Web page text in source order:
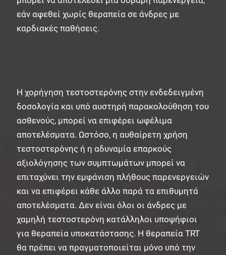
εάν αφεθεί χωρίς θεραπεία σε άνδρες με
καρδιακές παθήσεις.
Η χορήγηση τεστοστερόνης στην ενδεδειγμένη
δοσολογία και υπό αυστηρή παρακολούθηση του
ασθενούς, μπορεί να επιφέρει ωφέλιμα
αποτελέσματα. Ωστόσο, η αυθαίρετη χρήση
τεστοστερόνης ή η αδυναμία επαρκούς
αξιολόγησης των συμπτωμάτων μπορεί να
επιταχύνει την εμφάνιση πλήθους παρενεργειών
και να επιφέρει κάθε άλλο παρά τα επιθυμητά
αποτελέσματα. Δεν είναι όλοι οι άνδρες με
χαμηλή τεστοστερόνη κατάλληλοι υποψήφιοι
για θεραπεία υποκατάστασης. Η θεραπεία TRT
θα πρέπει να πραγματοποιείται μόνο υπό την